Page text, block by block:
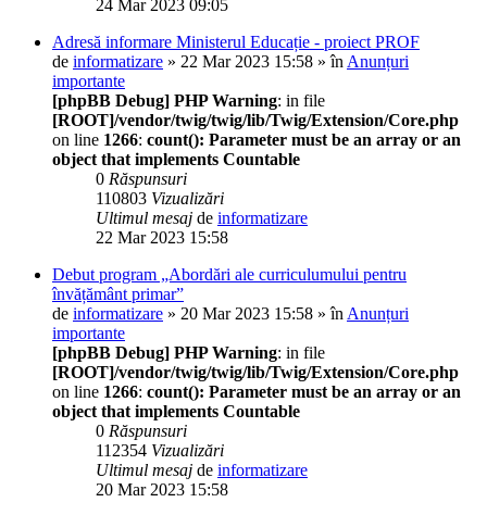
24 Mar 2023 09:05
Adresă informare Ministerul Educație - proiect PROF
de informatizare » 22 Mar 2023 15:58 » în Anunțuri
importante
[phpBB Debug] PHP Warning: in file
[ROOT]/vendor/twig/twig/lib/Twig/Extension/Core.php
on line 1266: count(): Parameter must be an array or an
object that implements Countable
0 Răspunsuri
110803 Vizualizări
Ultimul mesaj de informatizare
22 Mar 2023 15:58
Debut program „Abordări ale curriculumului pentru
învățământ primar”
de informatizare » 20 Mar 2023 15:58 » în Anunțuri
importante
[phpBB Debug] PHP Warning: in file
[ROOT]/vendor/twig/twig/lib/Twig/Extension/Core.php
on line 1266: count(): Parameter must be an array or an
object that implements Countable
0 Răspunsuri
112354 Vizualizări
Ultimul mesaj de informatizare
20 Mar 2023 15:58